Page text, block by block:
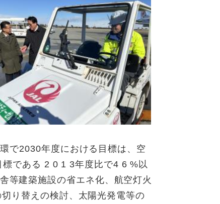
で2030年度における目標は、空
である 2 0 1 3年度比で4 6 %以
等建築施設の省エネ化、航空灯火
り替えの検討、太陽光発電等の